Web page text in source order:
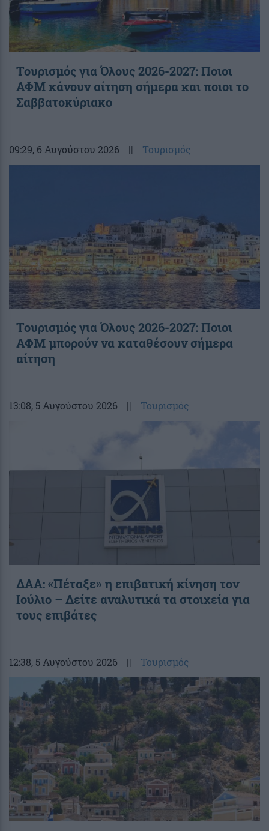
Τουρισμός για Όλους 2026-2027: Ποιοι
ΑΦΜ κάνουν αίτηση σήμερα και ποιοι το
Σαββατοκύριακο
09:29, 6 Αυγούστου 2026 || Τουρισμός
Τουρισμός για Όλους 2026-2027: Ποιοι
ΑΦΜ μπορούν να καταθέσουν σήμερα
αίτηση
13:08, 5 Αυγούστου 2026 || Τουρισμός
ΔΑΑ: «Πέταξε» η επιβατική κίνηση τον
Ιούλιο – Δείτε αναλυτικά τα στοιχεία για
τους επιβάτες
12:38, 5 Αυγούστου 2026 || Τουρισμός